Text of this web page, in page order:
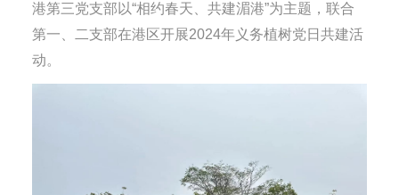
港第三党支部以“相约春天、共建湄港”为主题，联合
第一、二支部在港区开展2024年义务植树党日共建活
动。